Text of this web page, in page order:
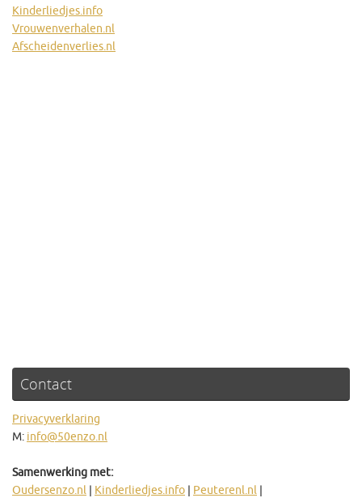
Kinderliedjes.info
Vrouwenverhalen.nl
Afscheidenverlies.nl
Contact
Privacyverklaring
M: info@50enzo.nl
Samenwerking met:
Oudersenzo.nl | Kinderliedjes.info | Peuterenl.nl |